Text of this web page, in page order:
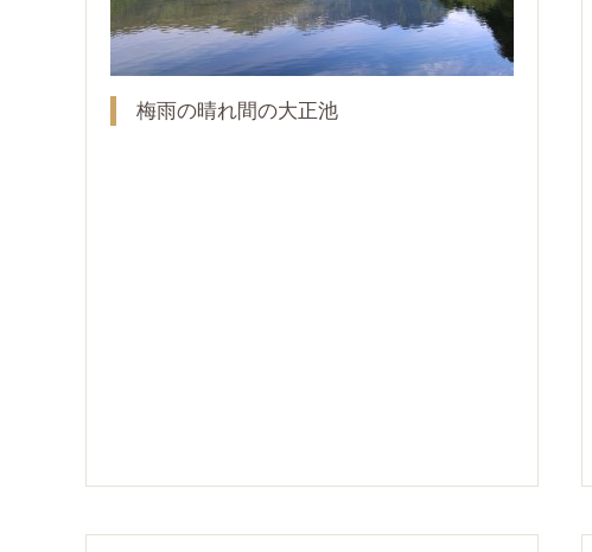
梅雨の晴れ間の大正池